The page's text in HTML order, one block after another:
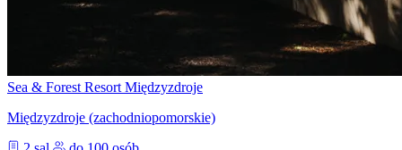
Sea & Forest Resort Międzyzdroje
Międzyzdroje (zachodniopomorskie)